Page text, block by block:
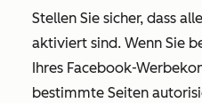
Stellen Sie sicher, dass alle
aktiviert sind. Wenn Sie
Ihres Facebook-
bestimmte Seiten